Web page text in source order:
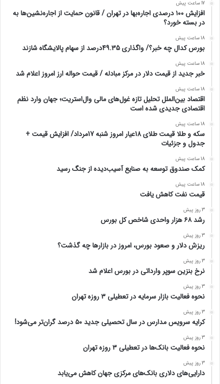
17 ساعت پیش
افزایش ۱۰۰ درصدی اجاره‌بها در تهران / قانون حمایت از اجاره‌نشین‌ها به
در بسته خورد؟
18 ساعت پیش
بورس کدال چه خبر؟/ واگذاری 49.35درصد از سهام پالایشگاه شازند
18 ساعت پیش
خبر جدید از قیمت دلار در مرکز مبادله / قیمت حواله ارز امروز اعلام شد
18 ساعت پیش
اقتصاد بین‌الملل تحلیل تازه غول‌های مالی وال‌استریت؛ جهان وارد نظم
اقتصادی جدیدی شده است
18 ساعت پیش
سکه و طلا قیمت طلای 18عیار امروز شنبه 17مرداد/ افزایش قیمت +
جدول و جزئیات
18 ساعت پیش
کمک صندوق توسعه به صنایع آسیب‌دیده از جنگ رسید
18 ساعت پیش
قیمت نفت کاهش یافت
3 روز پیش
رشد ۶۸ هزار واحدی شاخص کل بورس
3 روز پیش
ریزش دلار و صعود بورس، امروز در بازارها چه گذشت؟
3 روز پیش
نرخ بنزین سوپر وارداتی در بورس اعلام شد
3 روز پیش
نحوه فعالیت بازار سرمایه در تعطیلی ۳ روزه تهران
3 روز پیش
کرایه سرویس مدارس در سال تحصیلی جدید ۵۰ درصد گران‌تر می‌شود!
3 روز پیش
نحوه فعالیت بانک‌ها در تعطیلی ۳ روزه تهران
3 روز پیش
دارایی‌های دلاری بانک‌های مرکزی جهان کاهش می‌یابد